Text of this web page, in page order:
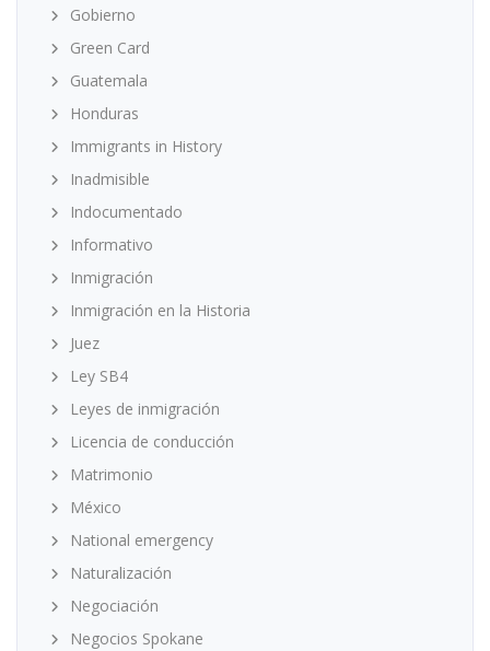
Gobierno
Green Card
Guatemala
Honduras
Immigrants in History
Inadmisible
Indocumentado
Informativo
Inmigración
Inmigración en la Historia
Juez
Ley SB4
Leyes de inmigración
Licencia de conducción
Matrimonio
México
National emergency
Naturalización
Negociación
Negocios Spokane